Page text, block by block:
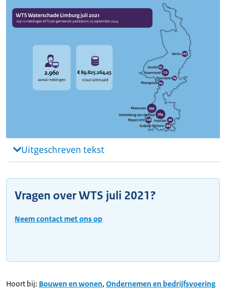
Uitgeschreven tekst
Vragen over WTS juli 2021?
Neem contact met ons op
Hoort bij: Bouwen en wonen, Ondernemen en bedrijfsvoering